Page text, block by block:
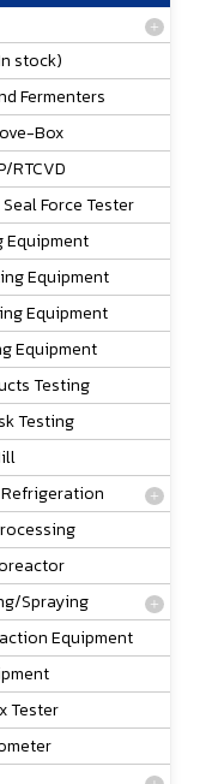
stock)
Fermenters
Box
RTCVD
Force Tester
Equipment
Equipment
Equipment
Equipment
Testing
Testing
Spraying
Equipment
Tester